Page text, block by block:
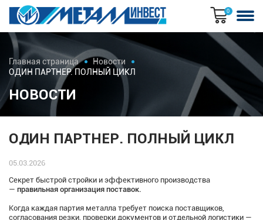
0
Главная страница
Новости
ОДИН ПАРТНЕР. ПОЛНЫЙ ЦИКЛ
НОВОСТИ
ОДИН ПАРТНЕР. ПОЛНЫЙ ЦИКЛ
05.03.2026
Секрет быстрой стройки и эффективного производства
— правильная организация поставок.
Когда каждая партия металла требует поиска поставщиков,
согласования резки, проверки документов и отдельной логистики —